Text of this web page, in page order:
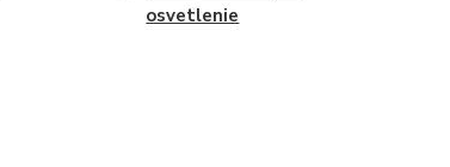
osvetlenie